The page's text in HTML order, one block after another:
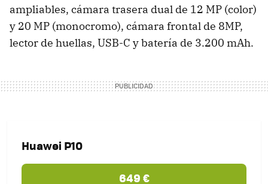
ampliables, cámara trasera dual de 12 MP (color)
y 20 MP (monocromo), cámara frontal de 8MP,
lector de huellas, USB-C y batería de 3.200 mAh.
Huawei P10
649 €